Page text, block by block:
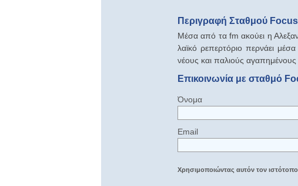
Περιγραφή Σταθμού
Μέσα από τα fm ακούει η
λαϊκό ρεπερτόριο περνάει
νέους και παλιούς αγαπημένους
Επικοινωνία με σταθμό
Όνομα
Email
Χρησιμοποιώντας αυτόν τον